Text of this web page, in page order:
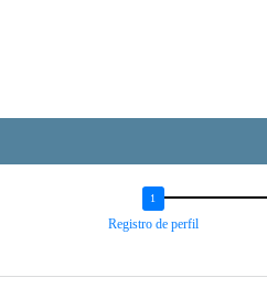
Registro de perfil